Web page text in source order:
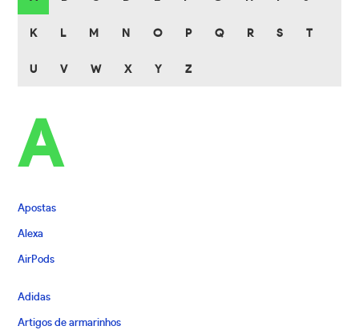
K L M N O P Q R S T
U V W X Y Z
A
Apostas
Alexa
AirPods
Adidas
Artigos de armarinhos